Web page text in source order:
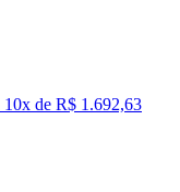
10x de R$ 1.692,63